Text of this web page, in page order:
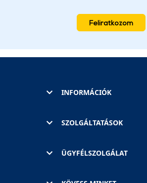
Feliratkozom
INFORMÁCIÓK
SZOLGÁLTATÁSOK
ÜGYFÉLSZOLGÁLAT